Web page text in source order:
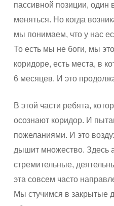
пассивной позиции, один
меняться. Но когда
мы понимаем, что у нас
То есть мы не боги, мы
коридоре, есть места, в
6 месяцев. И это
В этой части ребята,
осознают коридор. И
пожеланиями. И это
дышит множество. Здесь
стремительные,
эта совсем часто
Мы стучимся в закрытые